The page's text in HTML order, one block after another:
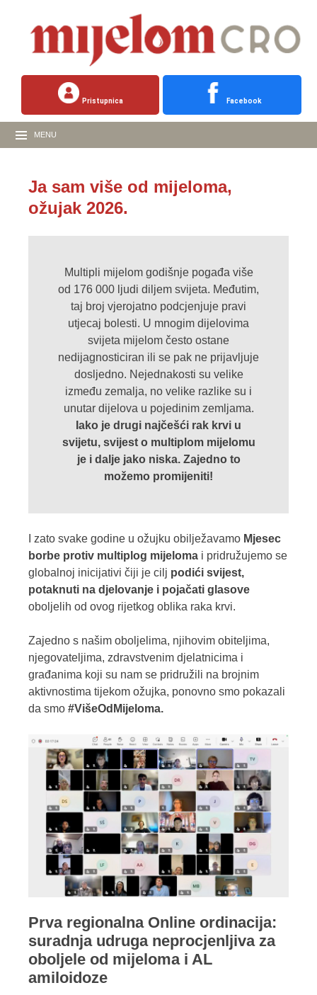
Pristupnica Facebook
MENU
Ja sam više od mijeloma,
ožujak 2026.
Multipli mijelom godišnje pogađa više
od 176 000 ljudi diljem svijeta. Međutim,
taj broj vjerojatno podcjenjuje pravi
utjecaj bolesti. U mnogim dijelovima
svijeta mijelom često ostane
nedijagnosticiran ili se pak ne prijavljuje
dosljedno. Nejednakosti su velike
između zemalja, no velike razlike su i
unutar dijelova u pojedinim zemljama.
Iako je drugi najčešći rak krvi u
svijetu, svijest o multiplom mijelomu
je i dalje jako niska. Zajedno to
možemo promijeniti!
I zato svake godine u ožujku obilježavamo Mjesec
borbe protiv multiplog mijeloma i pridružujemo se
globalnoj inicijativi čiji je cilj podići svijest,
potaknuti na djelovanje i pojačati glasove
oboljelih od ovog rijetkog oblika raka krvi.
Zajedno s našim oboljelima, njihovim obiteljima,
njegovateljima, zdravstvenim djelatnicima i
građanima koji su nam se pridružili na brojnim
aktivnostima tijekom ožujka, ponovno smo pokazali
da smo #VišeOdMijeloma.
Prva regionalna Online ordinacija:
suradnja udruga neprocjenljiva za
oboljele od mijeloma i AL
amiloidoze